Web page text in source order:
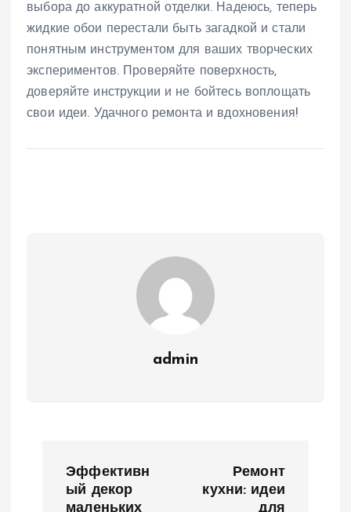
выбора до аккуратной отделки. Надеюсь, теперь
жидкие обои перестали быть загадкой и стали
понятным инструментом для ваших творческих
экспериментов. Проверяйте поверхность,
доверяйте инструкции и не бойтесь воплощать
свои идеи. Удачного ремонта и вдохновения!
admin
Эффективн
ый декор
маленьких
Ремонт
кухни: идеи
для